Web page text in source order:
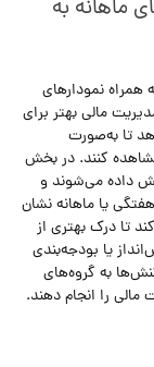
به
نمودارهای
مالی بهتر برای
به‌صورت
کنند. در بخش
می‌شوند و
یا ماهانه نشان
درک بهتری از
یا بودجه‌بندی
به گروه‌های
را انجام دهند.